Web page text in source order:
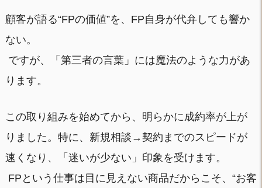
顧客が語る“FPの価値”を、FP自身が代弁しても響か
ない。
ですが、「第三者の言葉」には魔法のような力があ
ります。
この取り組みを始めてから、明らかに成約率が上が
りました。特に、新規相談→契約までのスピードが
速くなり、「迷いが少ない」印象を受けます。
FPという仕事は目に見えない商品だからこそ、“お客